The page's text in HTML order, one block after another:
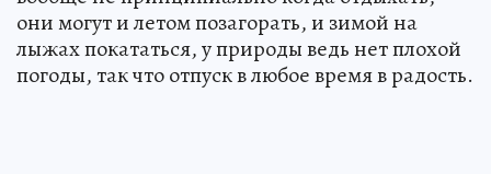
они могут и летом позагорать, и зимой на
лыжах покататься, у природы ведь нет плохой
погоды, так что отпуск в любое время в радость.